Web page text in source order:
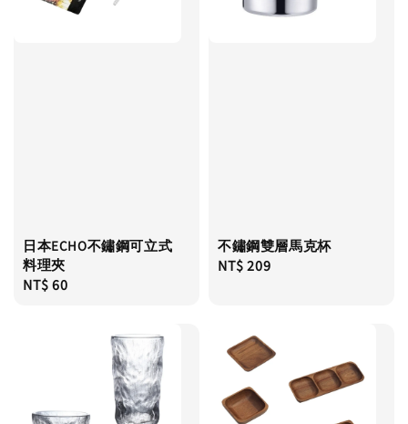
日本ECHO不鏽鋼可立式
料理夾
Regular
NT$ 60
不鏽鋼雙層馬克杯
Regular
NT$ 209